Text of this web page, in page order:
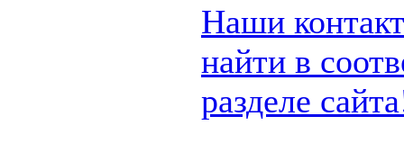
Наши
найти в
разделе